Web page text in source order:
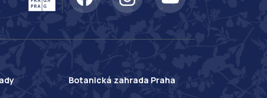
Botanická zahrada Praha